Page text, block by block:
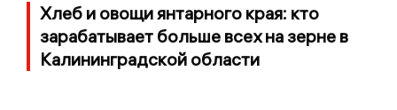
Хлеб и овощи янтарного края: кто
зарабатывает больше всех на зерне в
Калининградской области